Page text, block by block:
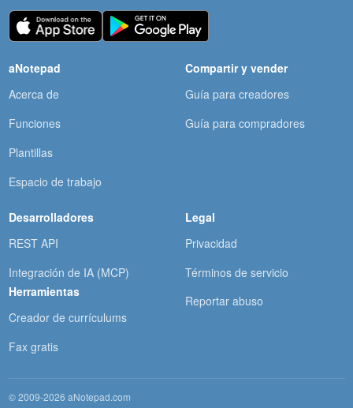
aNotepad
Acerca de
Funciones
Plantillas
Espacio de trabajo
Compartir y vender
Guía para creadores
Guía para compradores
Desarrolladores
REST API
Integración de IA (MCP)
Herramientas
Creador de currículums
Fax gratis
Legal
Privacidad
Términos de servicio
Reportar abuso
© 2009-2026 aNotepad.com